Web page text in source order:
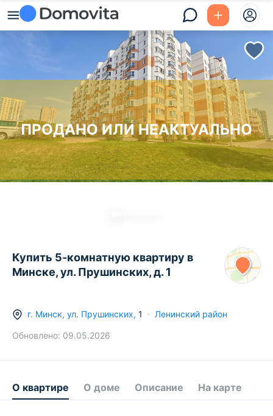
ПРОДАНО ИЛИ НЕАКТУАЛЬНО
Купить 5-комнатную квартиру в
Минске, ул. Прушинских, д. 1
г. Минск, ул. Прушинских, 1 Ленинский район
Обновлено: 09.05.2026
О квартире О доме Описание На карте